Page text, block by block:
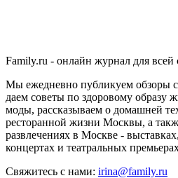
Family.ru - онлайн журнал для всей
Мы ежедневно публикуем обзоры
даем советы по здоровому образу
моды, рассказываем о домашней
ресторанной жизни Москвы, а
развлечениях в Москве -
концертах и театральных
Свяжитесь с нами: irina@family.ru